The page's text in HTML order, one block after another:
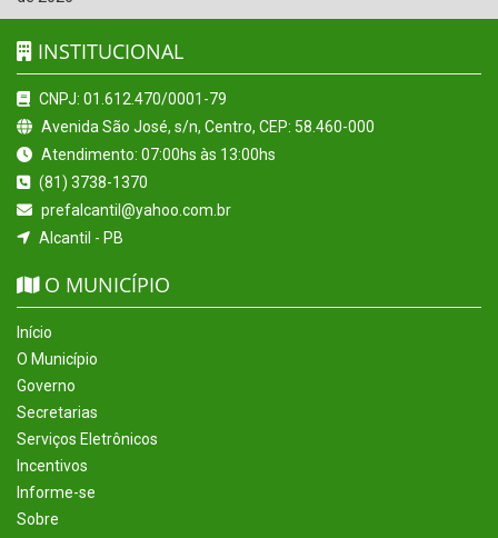
INSTITUCIONAL
CNPJ: 01.612.470/0001-79
Avenida São José, s/n, Centro, CEP: 58.460-000
Atendimento: 07:00hs às 13:00hs
(81) 3738-1370
prefalcantil@yahoo.com.br
Alcantil - PB
O MUNICÍPIO
Início
O Município
Governo
Secretarias
Serviços Eletrônicos
Incentivos
Informe-se
Sobre